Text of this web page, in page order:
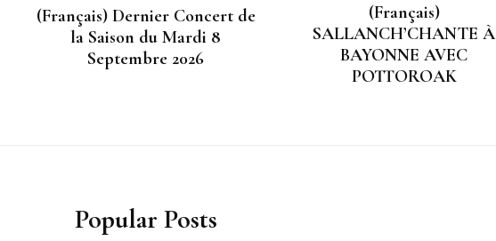
(Français) Dernier Concert de
la Saison du Mardi 8
Septembre 2026
(Français)
SALLANCH’CHANTE À
BAYONNE AVEC
POTTOROAK
Popular Posts